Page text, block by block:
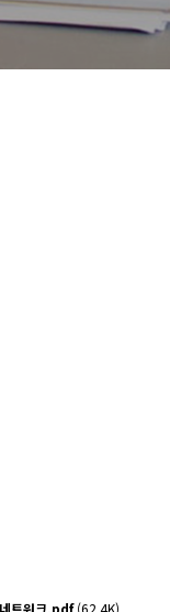
트워크.pdf(62.4K)